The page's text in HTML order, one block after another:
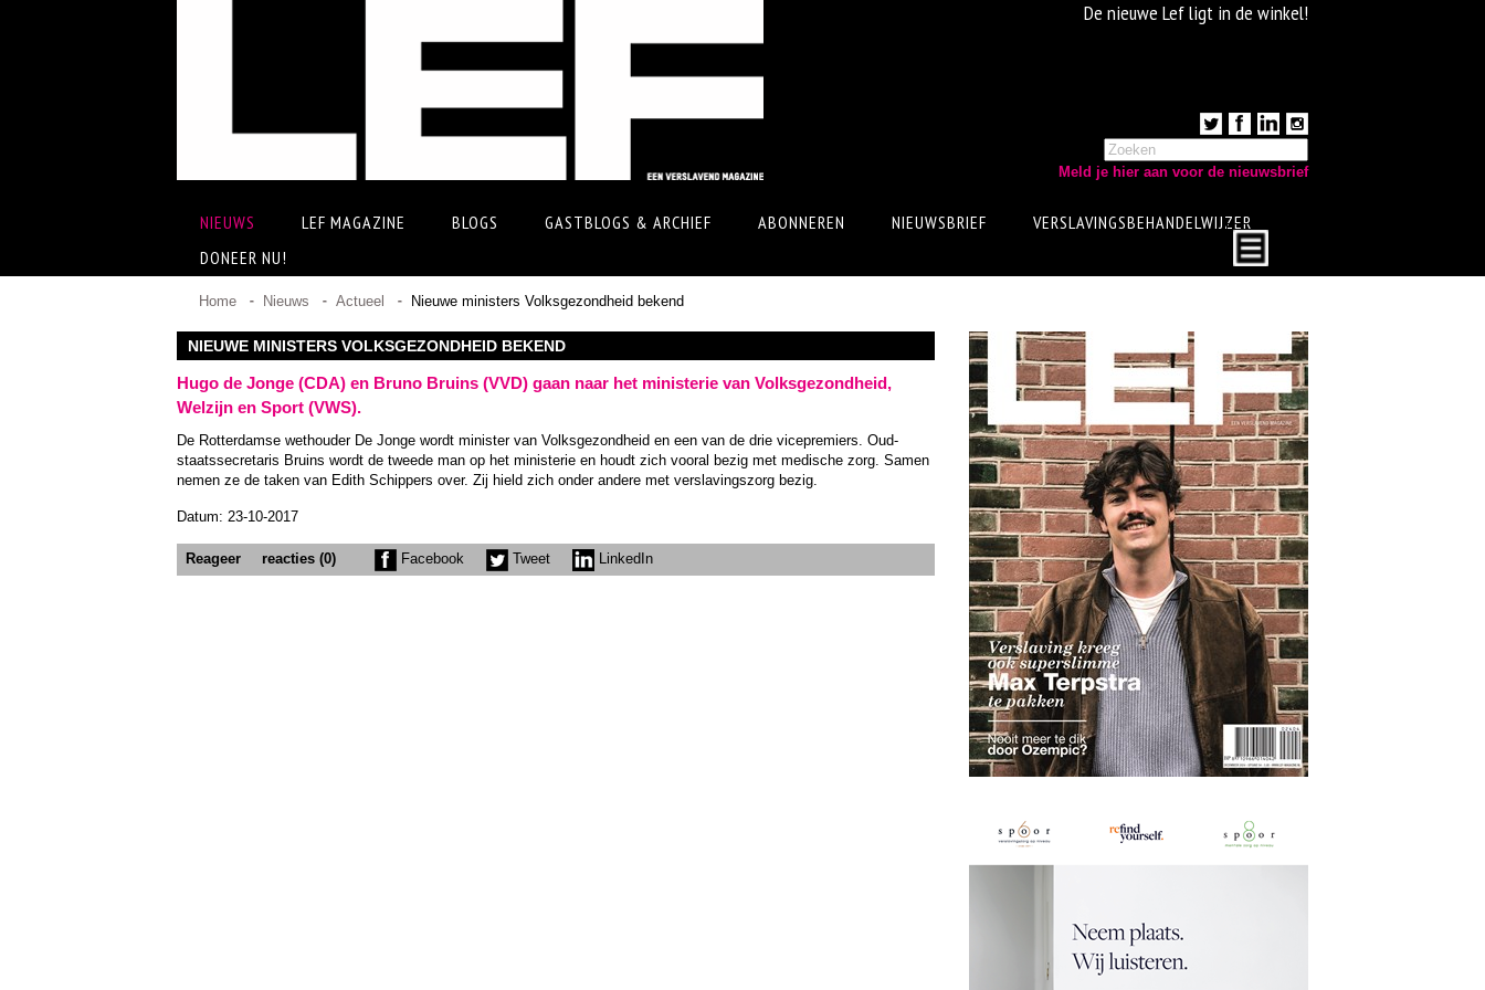
De nieuwe Lef ligt in de winkel!
Meld je hier aan voor de nieuwsbrief
NIEUWS LEF MAGAZINE BLOGS GASTBLOGS & ARCHIEF ABONNEREN NIEUWSBRIEF
VERSLAVINGSBEHANDELWIJZER
DONEER NU!
Home Nieuws Actueel Nieuwe ministers Volksgezondheid bekend
NIEUWE MINISTERS VOLKSGEZONDHEID BEKEND
Hugo de Jonge (CDA) en Bruno Bruins (VVD) gaan naar het ministerie van Volksgezondheid,
Welzijn en Sport (VWS).
De Rotterdamse wethouder De Jonge wordt minister van Volksgezondheid en een van de drie vicepremiers. Oud-
staatssecretaris Bruins wordt de tweede man op het ministerie en houdt zich vooral bezig met medische zorg. Samen
nemen ze de taken van Edith Schippers over. Zij hield zich onder andere met verslavingszorg bezig.
Datum: 23-10-2017
Reageer reacties (0) Facebook Tweet LinkedIn